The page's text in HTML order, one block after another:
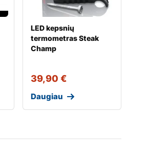
LED kepsnių
termometras Steak
Champ
39,90 €
Daugiau